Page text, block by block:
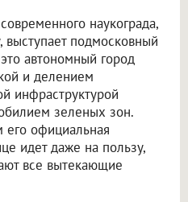
наукограда,
выступает подмосковный
автономный город
и делением
инфраструктурой
зеленых зон.
его официальная
идет даже на пользу,
все вытекающие